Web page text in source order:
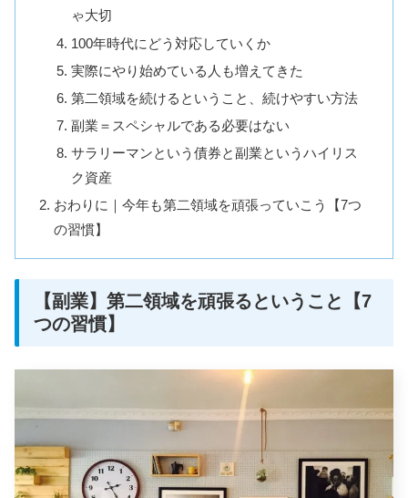
ゃ大切
100年時代にどう対応していくか
実際にやり始めている人も増えてきた
第二領域を続けるということ、続けやすい方法
副業＝スペシャルである必要はない
サラリーマンという債券と副業というハイリス
ク資産
おわりに｜今年も第二領域を頑張っていこう【7つ
の習慣】
【副業】第二領域を頑張るということ【7
つの習慣】